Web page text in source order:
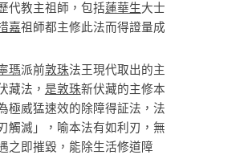
代教主祖師，包括蓮華生大士
嘉祖師都主修此法而得證量成
瑪派前敦珠法王現代取出的主
藏法， 是敦珠新伏藏的主修本
極威猛速效的除障得証法，法
觸滅」，喻本法有如利刃，無
之即摧毀，能除生活修道障